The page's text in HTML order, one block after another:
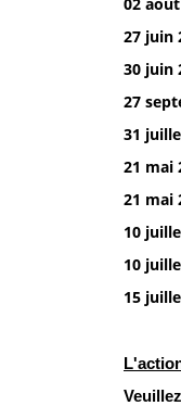
27 juin
30 juin
27
31
21 mai
21 mai
10
10
15